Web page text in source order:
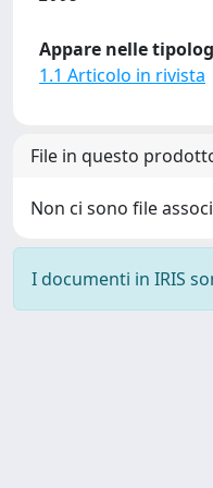
Appare nelle
1.1 Articolo in rivista
File in questo
Non ci sono file
I documenti in IRIS